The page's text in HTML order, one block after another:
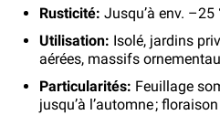
Rusticité: Jusqu’à env. –25
Utilisation: Isolé, jardins
aérées, massifs
Particularités: Feuillage
jusqu’à l’automne ;